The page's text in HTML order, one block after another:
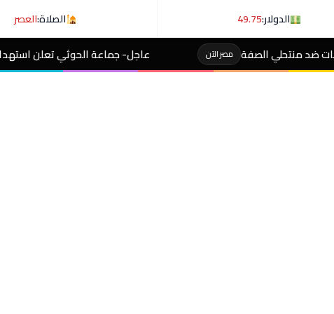
الدولار:49.75 الصلاة:العصر
مصر الآن عاجل- جماعة الحوثي تعلن استهداف ناقلة نفط